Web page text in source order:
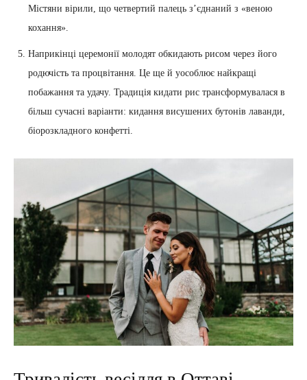
Містяни вірили, що четвертий палець з’єднаний з «веною
кохання».
Наприкінці церемонії молодят обкидають рисом через його
родючість та процвітання. Це ще й уособлює найкращі
побажання та удачу. Традиція кидати рис трансформувалася в
більш сучасні варіанти: кидання висушених бутонів лаванди,
біорозкладного конфетті.